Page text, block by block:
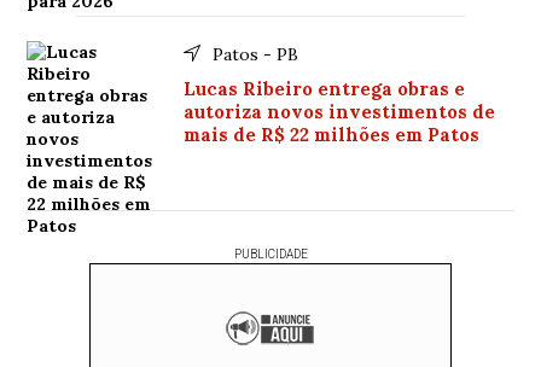
Patos - PB
Lucas Ribeiro entrega obras e
autoriza novos investimentos de
mais de R$ 22 milhões em Patos
PUBLICIDADE